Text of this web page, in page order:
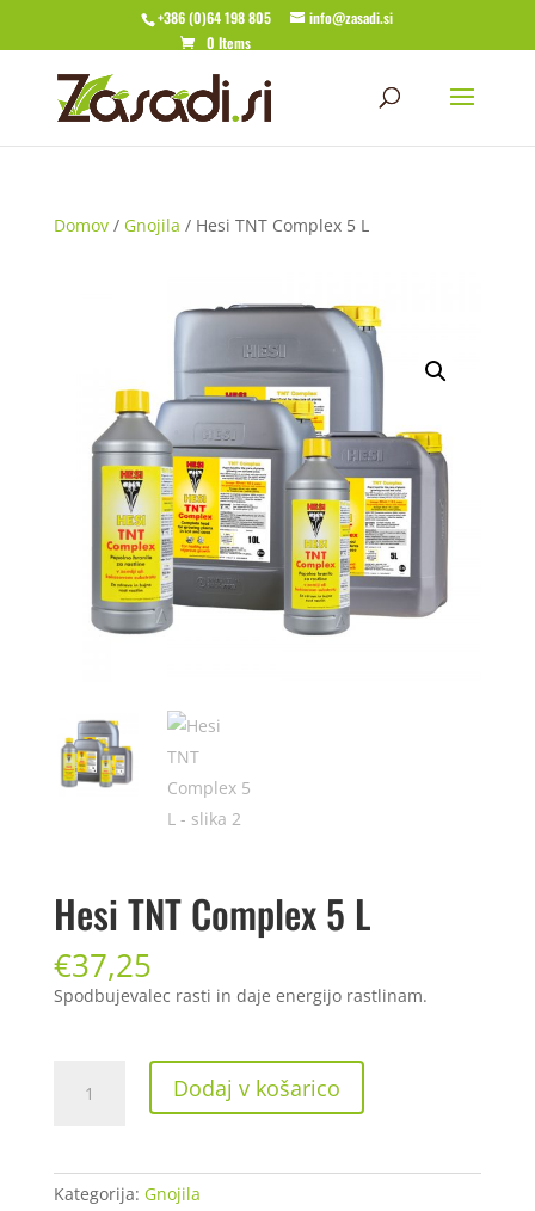
+386 (0)64 198 805
info@zasadi.si
0 Items
Domov/ Gnojila / Hesi TNT Complex 5 L
Hesi TNT Complex 5 L
€37,25
Spodbujevalec rasti in daje energijo rastlinam.
L
količina
Dodaj v košarico
Kategorija: Gnojila